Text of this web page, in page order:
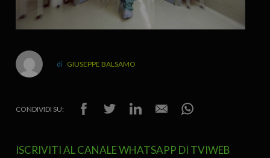
GIUSEPPE BALSAMO
CONDIVIDI SU:
ISCRIVITI AL CANALE WHATSAPP DI TVIWEB